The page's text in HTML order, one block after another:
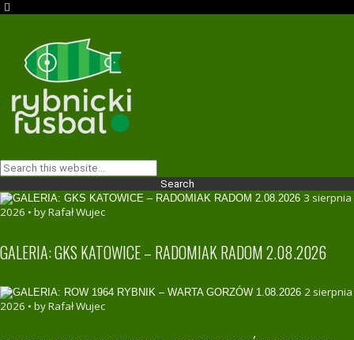
3 sierpnia
2026 • by Rafał Wujec
GALERIA: GKS KATOWICE – RADOMIAK RADOM 2.08.2026
2 sierpnia
2026 • by Rafał Wujec